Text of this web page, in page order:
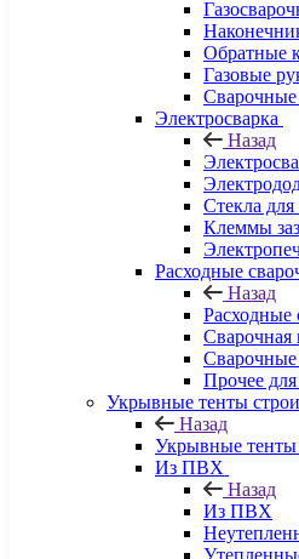
Обратные
Газовые
Электросварка
Назад
Стекла
Клеммы
Расходные
Назад
Расходные
Сварочная
Сварочные
Прочее
Укрывные тенты
Назад
Укрывные тенты
Из ПВХ
Назад
Из ПВХ